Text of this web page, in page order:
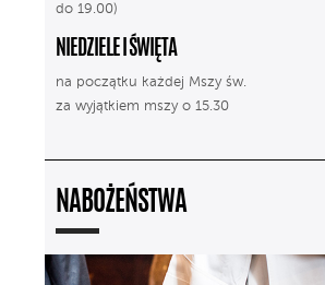
do 19.00)
NIEDZIELE I ŚWIĘTA
na początku każdej Mszy św.
za wyjątkiem mszy o 15.30
NABOŻEŃSTWA